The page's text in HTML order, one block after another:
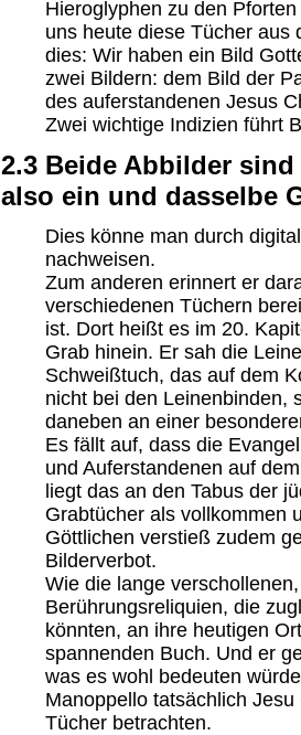
Hieroglyphen zu den
uns heute diese Tücher aus
dies: Wir haben ein Bild
zwei Bildern: dem Bild der
des auferstandenen Jesus
Zwei wichtige Indizien führt
2.3 Beide Abbilder
also ein und dasselbe
Dies könne man durch
nachweisen.
Zum anderen erinnert er
verschiedenen Tüchern
ist. Dort heißt es im 20.
Grab hinein. Er sah die
Schweißtuch, das auf dem
nicht bei den Leinenbinden,
daneben an einer
Es fällt auf, dass die
und Auferstandenen auf
liegt das an den Tabus der
Grabtücher als vollkommen
Göttlichen verstieß zudem
Bilderverbot.
Wie die lange
Berührungsreliquien, die
könnten, an ihre heutigen
spannenden Buch. Und er
was es wohl bedeuten
Manoppello tatsächlich
Tücher betrachten.